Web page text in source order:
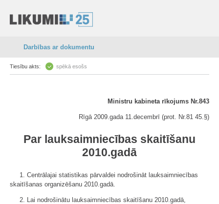
Darbības ar dokumentu
Tiesību akts: spēkā esošs
Ministru kabineta rīkojums Nr.843
Rīgā 2009.gada 11.decembrī (prot. Nr.81 45.§)
Par lauksaimniecības skaitīšanu
2010.gadā
1. Centrālajai statistikas pārvaldei nodrošināt lauksaimniecības
skaitīšanas organizēšanu 2010.gadā.
2. Lai nodrošinātu lauksaimniecības skaitīšanu 2010.gadā,